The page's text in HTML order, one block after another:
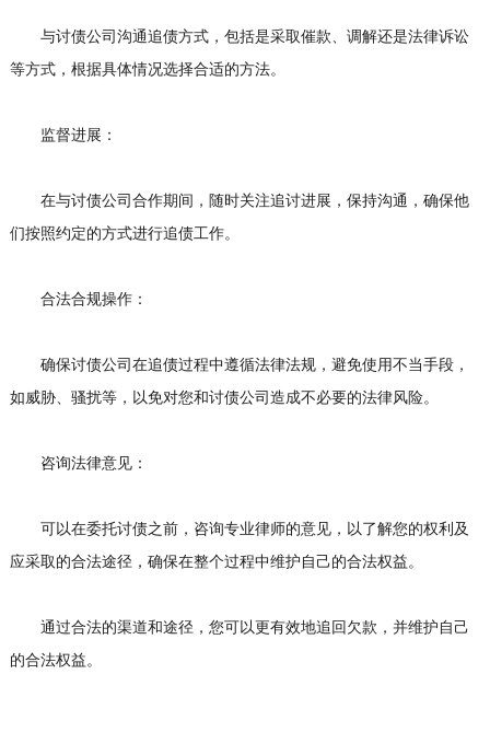
与讨债公司沟通追债方式，包括是采取催款、调解还是法律诉讼
等方式，根据具体情况选择合适的方法。
监督进展：
在与讨债公司合作期间，随时关注追讨进展，保持沟通，确保他
们按照约定的方式进行追债工作。
合法合规操作：
确保讨债公司在追债过程中遵循法律法规，避免使用不当手段，
如威胁、骚扰等，以免对您和讨债公司造成不必要的法律风险。
咨询法律意见：
可以在委托讨债之前，咨询专业律师的意见，以了解您的权利及
应采取的合法途径，确保在整个过程中维护自己的合法权益。
通过合法的渠道和途径，您可以更有效地追回欠款，并维护自己
的合法权益。